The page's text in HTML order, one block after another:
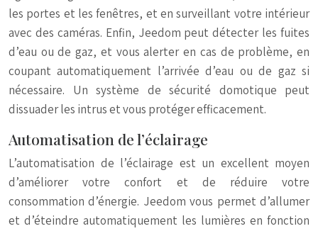
les portes et les fenêtres, et en surveillant votre intérieur
avec des caméras. Enfin, Jeedom peut détecter les fuites
d’eau ou de gaz, et vous alerter en cas de problème, en
coupant automatiquement l’arrivée d’eau ou de gaz si
nécessaire. Un système de sécurité domotique peut
dissuader les intrus et vous protéger efficacement.
Automatisation de l’éclairage
L’automatisation de l’éclairage est un excellent moyen
d’améliorer votre confort et de réduire votre
consommation d’énergie. Jeedom vous permet d’allumer
et d’éteindre automatiquement les lumières en fonction